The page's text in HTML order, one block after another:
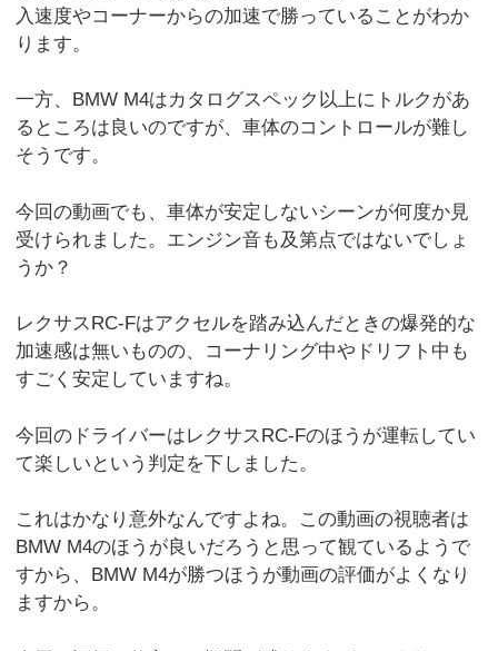
入速度やコーナーからの加速で勝っていることがわか
ります。
一方、BMW M4はカタログスペック以上にトルクがあ
るところは良いのですが、車体のコントロールが難し
そうです。
今回の動画でも、車体が安定しないシーンが何度か見
受けられました。エンジン音も及第点ではないでしょ
うか？
レクサスRC-Fはアクセルを踏み込んだときの爆発的な
加速感は無いものの、コーナリング中やドリフト中も
すごく安定していますね。
今回のドライバーはレクサスRC-Fのほうが運転してい
て楽しいという判定を下しました。
これはかなり意外なんですよね。この動画の視聴者は
BMW M4のほうが良いだろうと思って観ているようで
すから、BMW M4が勝つほうが動画の評価がよくなり
ますから。